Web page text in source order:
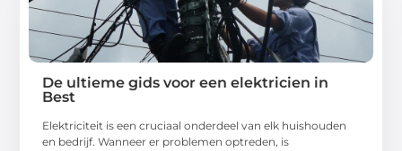
De ultieme gids voor een elektricien in
Best
Elektriciteit is een cruciaal onderdeel van elk huishouden
en bedrijf. Wanneer er problemen optreden, is